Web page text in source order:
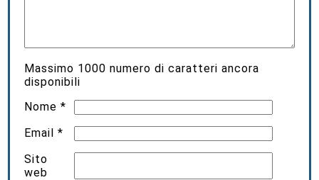
Massimo 1000 numero di caratteri ancora
disponibili
Nome*
Email*
Sito
web